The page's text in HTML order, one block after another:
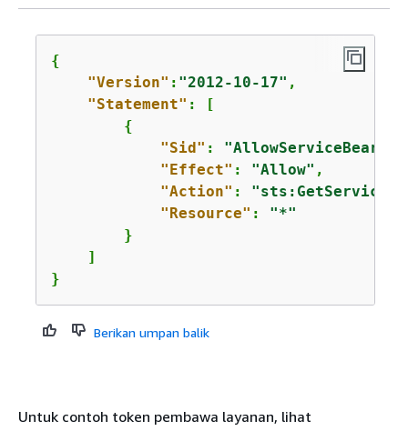
{
"Version" : "2012-10-17" ,
"Statement" : [
{
"Sid" :
"Effect" : "Allow" ,
"Action" :
"Resource" : "*"
        }
    ]
}
Berikan umpan balik
Untuk contoh token pembawa layanan, lihat